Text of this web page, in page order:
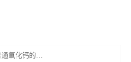
新疆氧化钙与普通氧化钙的区别，优势在哪里？